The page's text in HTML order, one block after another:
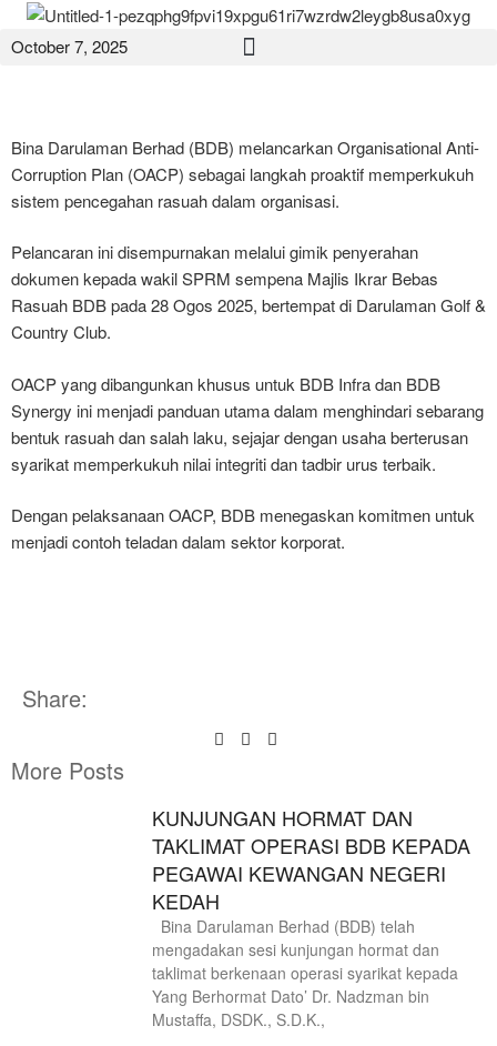
October 7, 2025
Bina Darulaman Berhad (BDB) melancarkan Organisational Anti-
Corruption Plan (OACP) sebagai langkah proaktif memperkukuh
sistem pencegahan rasuah dalam organisasi.
Pelancaran ini disempurnakan melalui gimik penyerahan
dokumen kepada wakil SPRM sempena Majlis Ikrar Bebas
Rasuah BDB pada 28 Ogos 2025, bertempat di Darulaman Golf &
Country Club.
OACP yang dibangunkan khusus untuk BDB Infra dan BDB
Synergy ini menjadi panduan utama dalam menghindari sebarang
bentuk rasuah dan salah laku, sejajar dengan usaha berterusan
syarikat memperkukuh nilai integriti dan tadbir urus terbaik.
Dengan pelaksanaan OACP, BDB menegaskan komitmen untuk
menjadi contoh teladan dalam sektor korporat.
Share:
More Posts
KUNJUNGAN HORMAT DAN
TAKLIMAT OPERASI BDB KEPADA
PEGAWAI KEWANGAN NEGERI
KEDAH
Bina Darulaman Berhad (BDB) telah
mengadakan sesi kunjungan hormat dan
taklimat berkenaan operasi syarikat kepada
Yang Berhormat Dato’ Dr. Nadzman bin
Mustaffa, DSDK., S.D.K.,